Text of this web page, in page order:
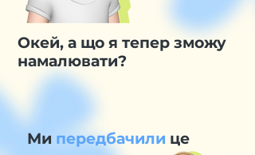
Окей, а що я тепер зможу
намалювати?
Ми передбачили це